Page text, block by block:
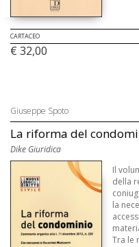
CARTACEO
€ 32,00
Giuseppe Spoto
La riforma del
Dike Giuridica
Il
della
la
Tra le